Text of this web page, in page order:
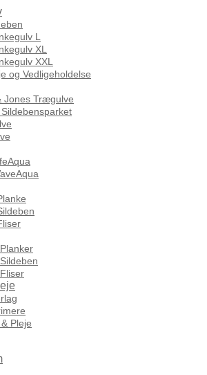
L
XL
XXL
og Vedligeholdelse
Jones Trægulve
Pleje